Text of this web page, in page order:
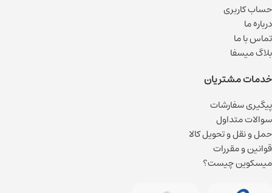
حساب کاربری
درباره ما
تماس با ما
بلاگ میسفا
خدمات مشتریان
پیگیری سفارشات
سوالات متداول
حمل و نقل و تحویل کالا
قوانین و مقررات
میسکوین چیست؟